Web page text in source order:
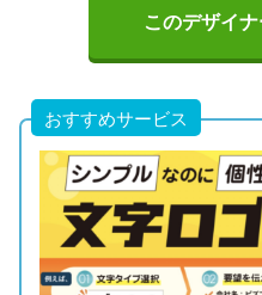
このデザイ
おすすめサービス